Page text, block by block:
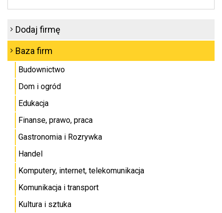
Dodaj firmę
Baza firm
Budownictwo
Dom i ogród
Edukacja
Finanse, prawo, praca
Gastronomia i Rozrywka
Handel
Komputery, internet, telekomunikacja
Komunikacja i transport
Kultura i sztuka